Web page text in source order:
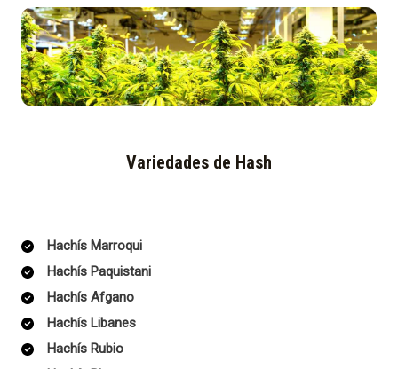
Variedades de Hash
Hachís Marroqui
Hachís Paquistani
Hachís Afgano
Hachís Libanes
Hachís Rubio